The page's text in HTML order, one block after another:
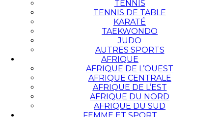
TENNIS
TENNIS DE TABLE
KARATÉ
TAEKWONDO
JUDO
AUTRES SPORTS
AFRIQUE
AFRIQUE DE L’OUEST
AFRIQUE CENTRALE
AFRIQUE DE L’EST
AFRIQUE DU NORD
AFRIQUE DU SUD